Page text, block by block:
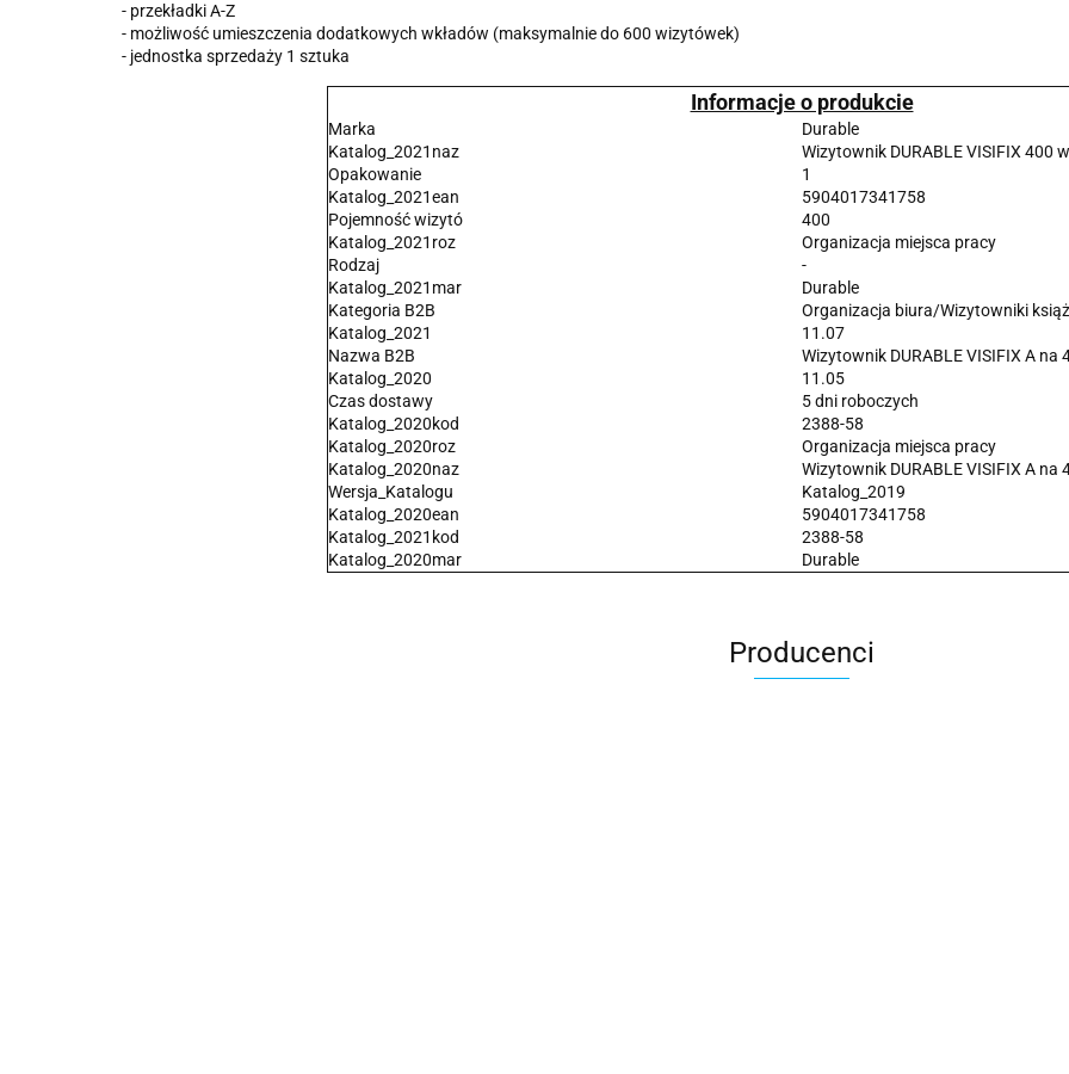
- przekładki A-Z
- możliwość umieszczenia dodatkowych wkładów (maksymalnie do 600 wizytówek)
- jednostka sprzedaży 1 sztuka
Informacje o produkcie
Marka
Durable
Katalog_2021naz
Wizytownik DURABLE VISIFIX 400
Opakowanie
1
Katalog_2021ean
5904017341758
Pojemność wizytó
400
Katalog_2021roz
Organizacja miejsca pracy
Rodzaj
-
Katalog_2021mar
Durable
Kategoria B2B
Organizacja biura/Wizytowniki
Katalog_2021
11.07
Nazwa B2B
Wizytownik DURABLE VISIFIX A
Katalog_2020
11.05
Czas dostawy
5 dni roboczych
Katalog_2020kod
2388-58
Katalog_2020roz
Organizacja miejsca pracy
Katalog_2020naz
Wizytownik DURABLE VISIFIX A
Wersja_Katalogu
Katalog_2019
Katalog_2020ean
5904017341758
Katalog_2021kod
2388-58
Katalog_2020mar
Durable
Producenci